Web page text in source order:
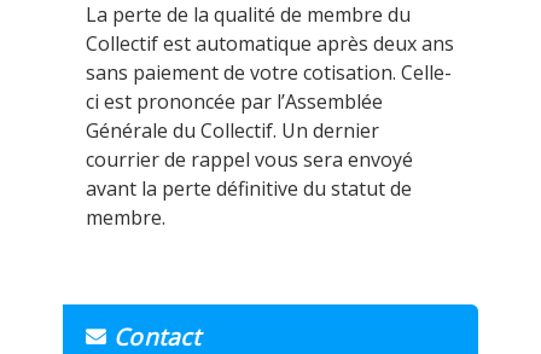
La perte de la qualité de membre du
Collectif est automatique après deux ans
sans paiement de votre cotisation. Celle-
ci est prononcée par l’Assemblée
Générale du Collectif. Un dernier
courrier de rappel vous sera envoyé
avant la perte définitive du statut de
membre.
Contact